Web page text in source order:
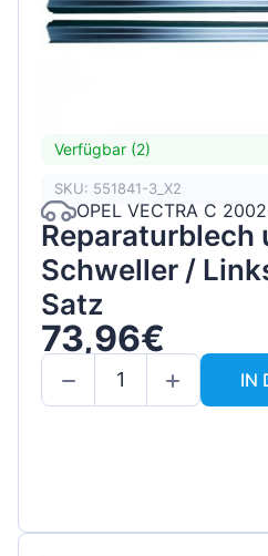
Verfügbar (2)
SKU: 551841-3_X2
OPEL VECTRA C
Reparaturblech
Schweller /
Satz
73,96€
IN